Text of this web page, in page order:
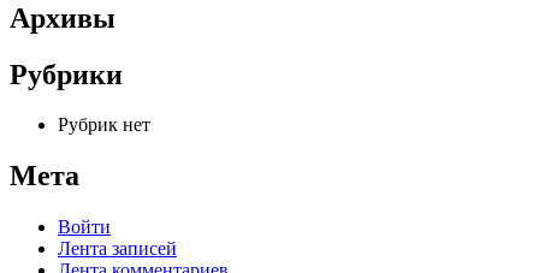
Архивы
Рубрики
Рубрик нет
Мета
Войти
Лента записей